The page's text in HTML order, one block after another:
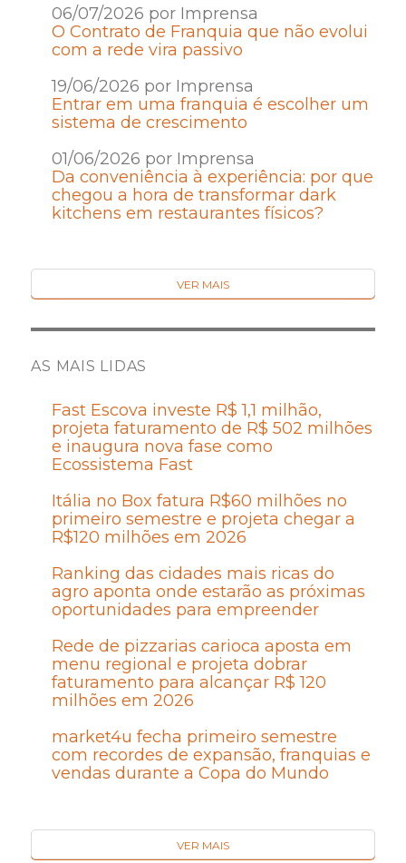
06/07/2026 por Imprensa
O Contrato de Franquia que não evolui
com a rede vira passivo
19/06/2026 por Imprensa
Entrar em uma franquia é escolher um
sistema de crescimento
01/06/2026 por Imprensa
Da conveniência à experiência: por que
chegou a hora de transformar dark
kitchens em restaurantes físicos?
VER MAIS
AS MAIS LIDAS
Fast Escova investe R$ 1,1 milhão,
projeta faturamento de R$ 502 milhões
e inaugura nova fase como
Ecossistema Fast
Itália no Box fatura R$60 milhões no
primeiro semestre e projeta chegar a
R$120 milhões em 2026
Ranking das cidades mais ricas do
agro aponta onde estarão as próximas
oportunidades para empreender
Rede de pizzarias carioca aposta em
menu regional e projeta dobrar
faturamento para alcançar R$ 120
milhões em 2026
market4u fecha primeiro semestre
com recordes de expansão, franquias e
vendas durante a Copa do Mundo
VER MAIS